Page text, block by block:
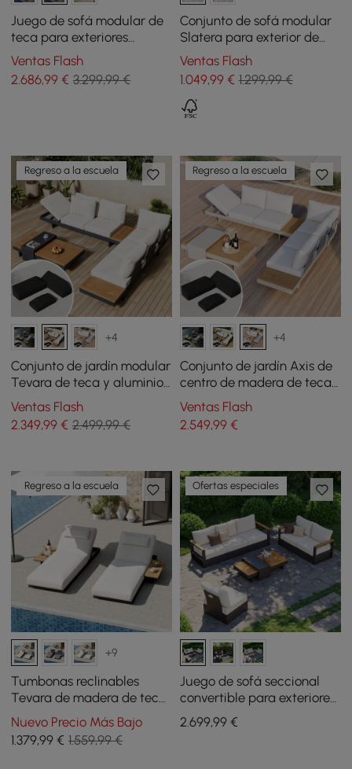
Juego de sofá modular de
teca para exteriores
Tevara de 5 piezas con
brasero sin humo para 6
personas en beige
Ventas Flash
2.686,99 € 3.299,99 €
Conjunto de sofá modular
Slatera para exterior de
acacia y aluminio en gris
oscuro
Ventas Flash
1.049,99€ 1.299,99 €
Regreso a la escuela
+4
Conjunto de jardín modular
Tevara de teca y aluminio
- marfil con funda negra
Ventas Flash
2.349,99 € 2.499,99 €
Regreso a la escuela
+4
Conjunto de jardín Axis de
centro de madera de teca
y aluminio - blanco cálido
con funda negra
Ventas Flash
2.549,99€
Regreso a la escuela
+9
Tumbonas reclinables
Tevara de madera de teca
y aluminio con mesa
auxiliar y cojín - marfil, 2
uds.
Nuevo Precio Más Bajo
1.379,99 € 1.559,99 €
Ofertas especiales
Juego de sofá seccional
convertible para exteriores
Tevara con estructura de
teca y aluminio, gris y
2.699,99€